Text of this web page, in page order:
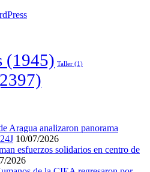
(1945) Taller (1)
Aragua analizaron panorama
10/07/2026
esfuerzos solidarios en centro de
2026